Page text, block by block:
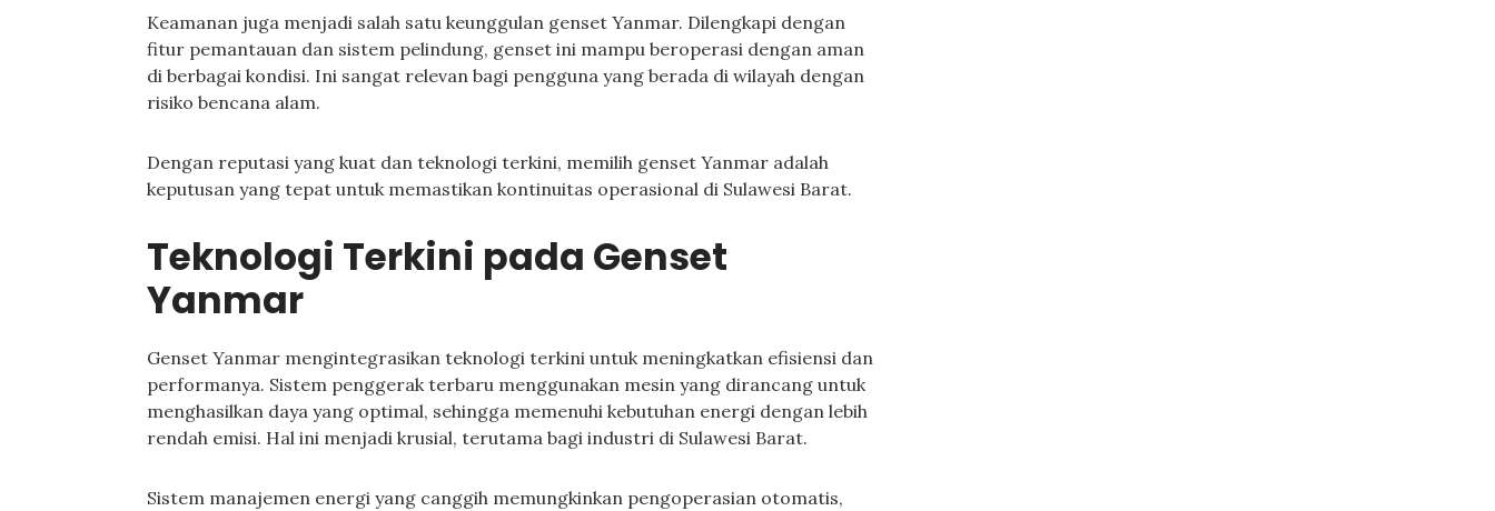
Keamanan juga menjadi salah satu keunggulan genset Yanmar. Dilengkapi dengan
fitur pemantauan dan sistem pelindung, genset ini mampu beroperasi dengan aman
di berbagai kondisi. Ini sangat relevan bagi pengguna yang berada di wilayah dengan
risiko bencana alam.
Dengan reputasi yang kuat dan teknologi terkini, memilih genset Yanmar adalah
keputusan yang tepat untuk memastikan kontinuitas operasional di Sulawesi Barat.
Teknologi Terkini pada Genset
Yanmar
Genset Yanmar mengintegrasikan teknologi terkini untuk meningkatkan efisiensi dan
performanya. Sistem penggerak terbaru menggunakan mesin yang dirancang untuk
menghasilkan daya yang optimal, sehingga memenuhi kebutuhan energi dengan lebih
rendah emisi. Hal ini menjadi krusial, terutama bagi industri di Sulawesi Barat.
Sistem manajemen energi yang canggih memungkinkan pengoperasian otomatis,